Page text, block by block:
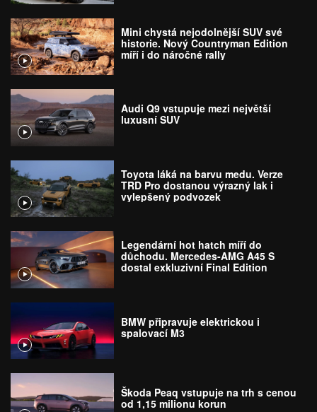
Mini chystá nejodolnější SUV své
historie. Nový Countryman Edition
míří i do náročné rally
Audi Q9 vstupuje mezi největší
luxusní SUV
Toyota láká na barvu medu. Verze
TRD Pro dostanou výrazný lak i
vylepšený podvozek
Legendární hot hatch míří do
důchodu. Mercedes-AMG A45 S
dostal exkluzivní Final Edition
BMW připravuje elektrickou i
spalovací M3
Škoda Peaq vstupuje na trh s cenou
od 1,15 milionu korun